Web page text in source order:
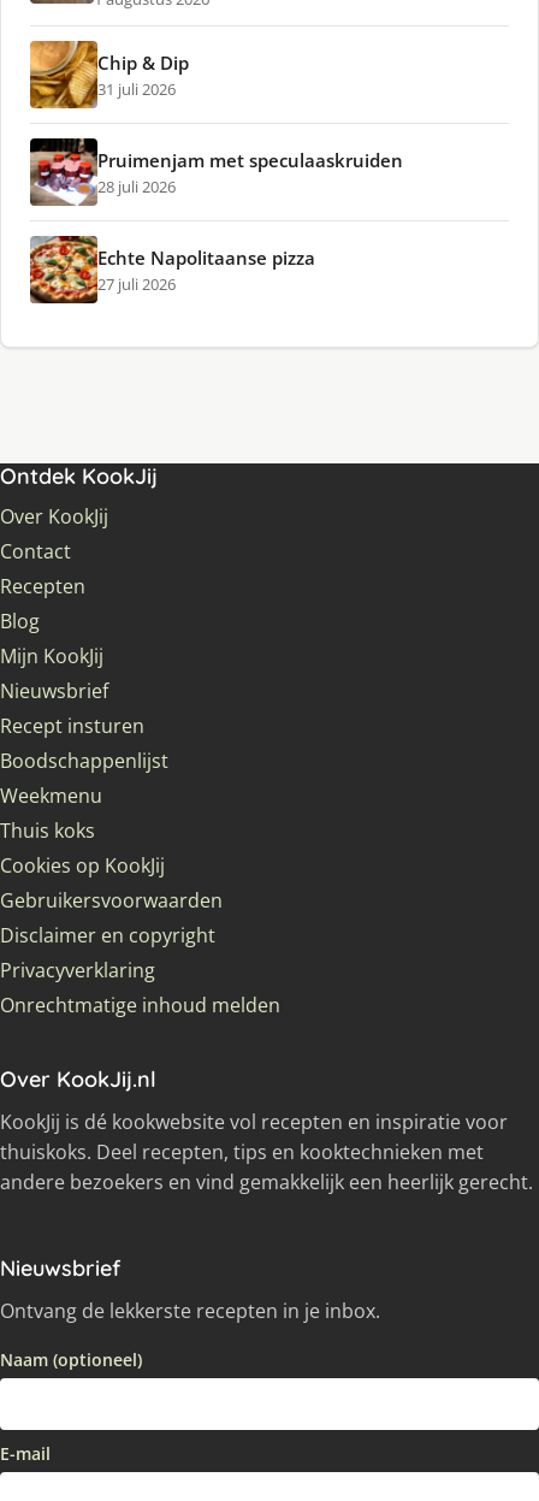
Chip & Dip
31 juli 2026
Pruimenjam met speculaaskruiden
28 juli 2026
Echte Napolitaanse pizza
27 juli 2026
Ontdek KookJij
Over KookJij
Contact
Recepten
Blog
Mijn KookJij
Nieuwsbrief
Recept insturen
Boodschappenlijst
Weekmenu
Thuis koks
Cookies op KookJij
Gebruikersvoorwaarden
Disclaimer en copyright
Privacyverklaring
Onrechtmatige inhoud melden
Over KookJij.nl
KookJij is dé kookwebsite vol recepten en inspiratie voor
thuiskoks. Deel recepten, tips en kooktechnieken met
andere bezoekers en vind gemakkelijk een heerlijk gerecht.
Nieuwsbrief
Ontvang de lekkerste recepten in je inbox.
Naam (optioneel)
E-mail